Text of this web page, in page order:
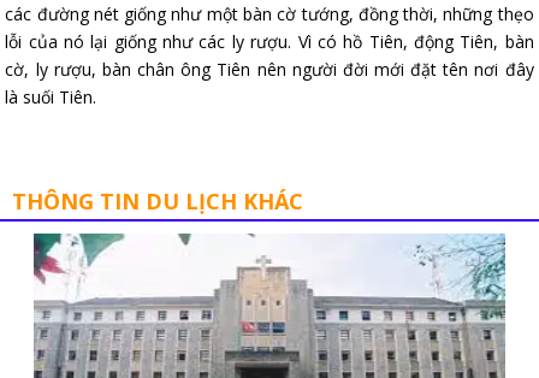
các đường nét giống như một bàn cờ tướng, đồng thời, những thẹo
lỗi của nó lại giống như các ly rượu. Vì có hồ Tiên, động Tiên, bàn
cờ, ly rượu, bàn chân ông Tiên nên người đời mới đặt tên nơi đây
là suối Tiên.
THÔNG TIN DU LỊCH KHÁC